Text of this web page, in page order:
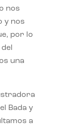
nos
y nos
por lo
una
Bada y
a